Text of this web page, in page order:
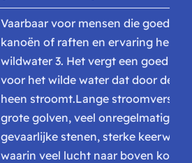
Vaarbaar voor mensen die goed
kanoën of raften en ervaring
wildwater 3. Het vergt een goed
voor het wilde water dat door de
heen stroomt.Lange
grote golven, veel
gevaarlijke stenen, sterke
waarin veel lucht naar boven komt